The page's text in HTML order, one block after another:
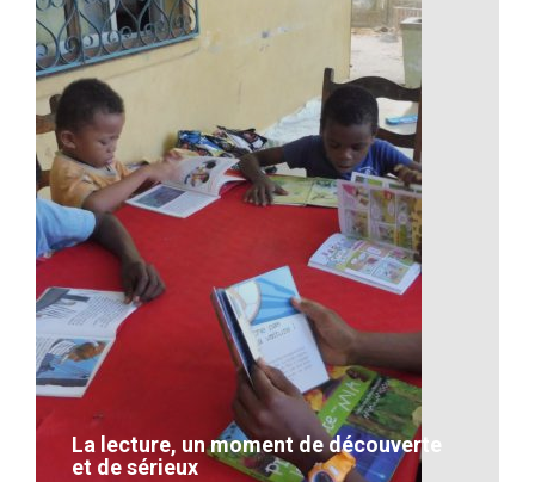
Artisanat-Le travail à Madagascar
VOIR LE DÉTAIL
La lecture, un moment de découverte
et de sérieux